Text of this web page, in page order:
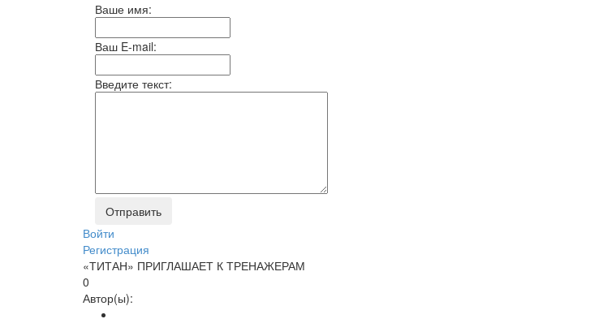
Ваше имя:
Ваш E-mail:
Введите текст:
Войти
Регистрация
«ТИТАН» ПРИГЛАШАЕТ К ТРЕНАЖЕРАМ
0
Автор(ы):